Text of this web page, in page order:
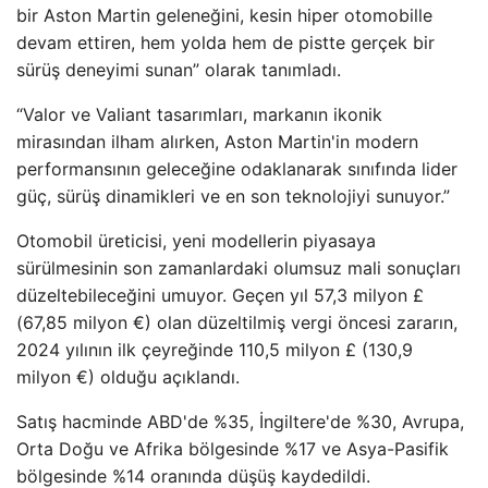
bir Aston Martin geleneğini, kesin hiper otomobille
devam ettiren, hem yolda hem de pistte gerçek bir
sürüş deneyimi sunan” olarak tanımladı.
“Valor ve Valiant tasarımları, markanın ikonik
mirasından ilham alırken, Aston Martin'in modern
performansının geleceğine odaklanarak sınıfında lider
güç, sürüş dinamikleri ve en son teknolojiyi sunuyor.”
Otomobil üreticisi, yeni modellerin piyasaya
sürülmesinin son zamanlardaki olumsuz mali sonuçları
düzeltebileceğini umuyor. Geçen yıl 57,3 milyon £
(67,85 milyon €) olan düzeltilmiş vergi öncesi zararın,
2024 yılının ilk çeyreğinde 110,5 milyon £ (130,9
milyon €) olduğu açıklandı.
Satış hacminde ABD'de %35, İngiltere'de %30, Avrupa,
Orta Doğu ve Afrika bölgesinde %17 ve Asya-Pasifik
bölgesinde %14 oranında düşüş kaydedildi.